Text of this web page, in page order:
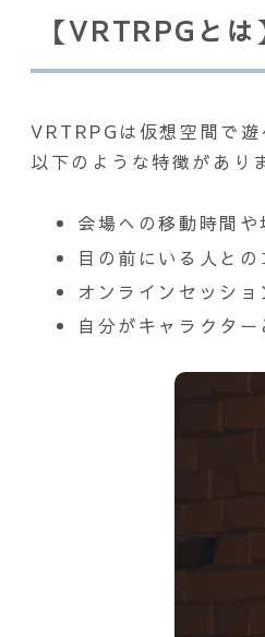
【VRTRPGとは
VRTRPGは仮想空間で遊
以下のような特徴があり
会場への移動時間
目の前にいる人と
オンラインセッシ
自分がキャラクタ